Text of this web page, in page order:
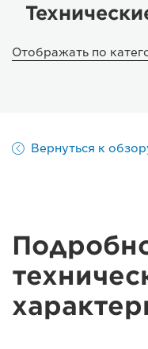
Отображать по
Вернуться к